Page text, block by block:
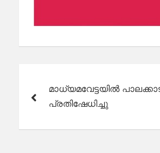
navigation
മാധ്യമവേട്ടയിൽ
പ്രതിഷേധിച്ചു